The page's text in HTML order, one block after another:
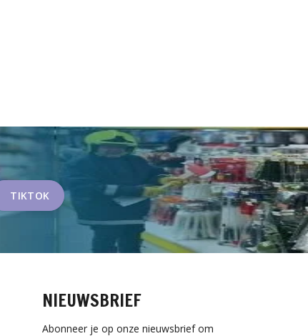
TIKTOK
NIEUWSBRIEF
Abonneer je op onze nieuwsbrief om